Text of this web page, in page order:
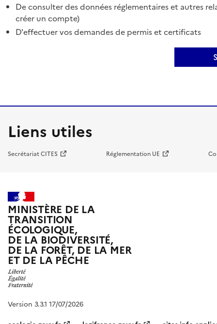
De consulter des données réglementaires et autres
créer un compte)
D'effectuer vos demandes de permis et certificats
Liens utiles
Secrétariat CITES Réglementation UE
MINISTÈRE DE LA
TRANSITION
ÉCOLOGIQUE,
DE LA BIODIVERSITÉ,
DE LA FORÊT, DE LA MER
ET DE LA PÊCHE
Version 3.3.1 17/07/2026